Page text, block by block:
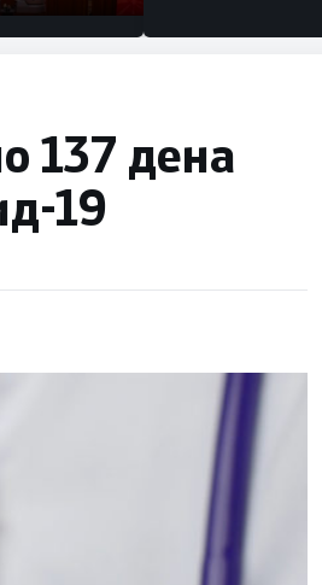
137 дена
19